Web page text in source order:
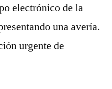
electrónico de la
una avería.
urgente de